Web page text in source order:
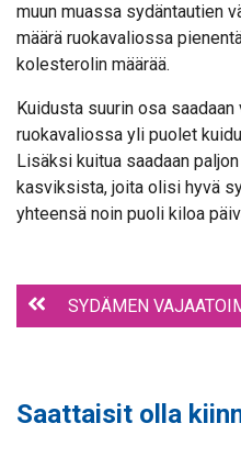
muun muassa sydäntautien
määrä ruokavaliossa
kolesterolin määrää.
Kuidusta suurin osa
ruokavaliossa yli puolet
Lisäksi kuitua saadaan
kasviksista, joita olisi hyvä
yhteensä noin puoli kiloa
SYDÄMEN
Saattaisit olla